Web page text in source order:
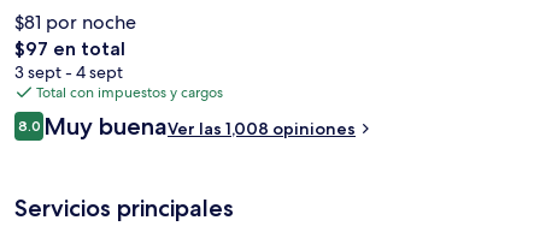
techada, su bar o lounge y su gimnasio. Otros visitantes hablan
maravillas de las amenidades y características como la alberca y el
personal amable.
$81 por noche
El
precio
total
es
de
$97 en total
3 sept - 4 sept
Total con impuestos y cargos
Opiniones
8.08.0 de 10,
Muy buenaVer las 1,008 opiniones
Servicios principales